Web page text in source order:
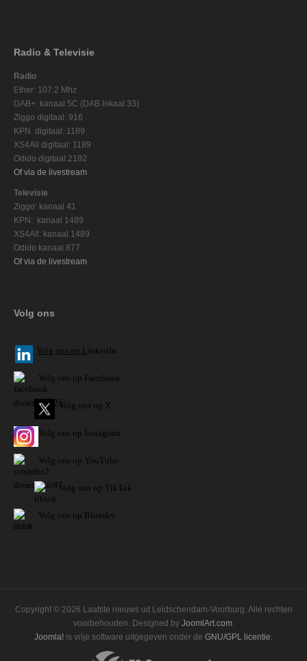
Radio & Televisie
Radio
Ether: 107.2 Mhz
DAB+: kanaal 5C (DAB lokaal 33)
Ziggo digitaal: 916
KPN digitaal: 1189
XS4All digitaal: 1189
Odido digitaal:2192
Of via de livestream
Televisie
Ziggo: kanaal 41
KPN: kanaal 1489
XS4All: kanaal 1489
Odido kanaal 877
Of via de livestream
Volg ons
Volg ons op L inkedIn
Volg ons op Facebook
Volg ons op X
Volg ons op Instagram
Volg ons op YouTube
Volg ons op TikTok
Volg ons op Bluesky
Copyright © 2026 Laatste nieuws uit Leidschendam-Voorburg. Alle rechten
voorbehouden. Designed by JoomlArt.com.
Joomla! is vrije software uitgegeven onder de GNU/GPL licentie.